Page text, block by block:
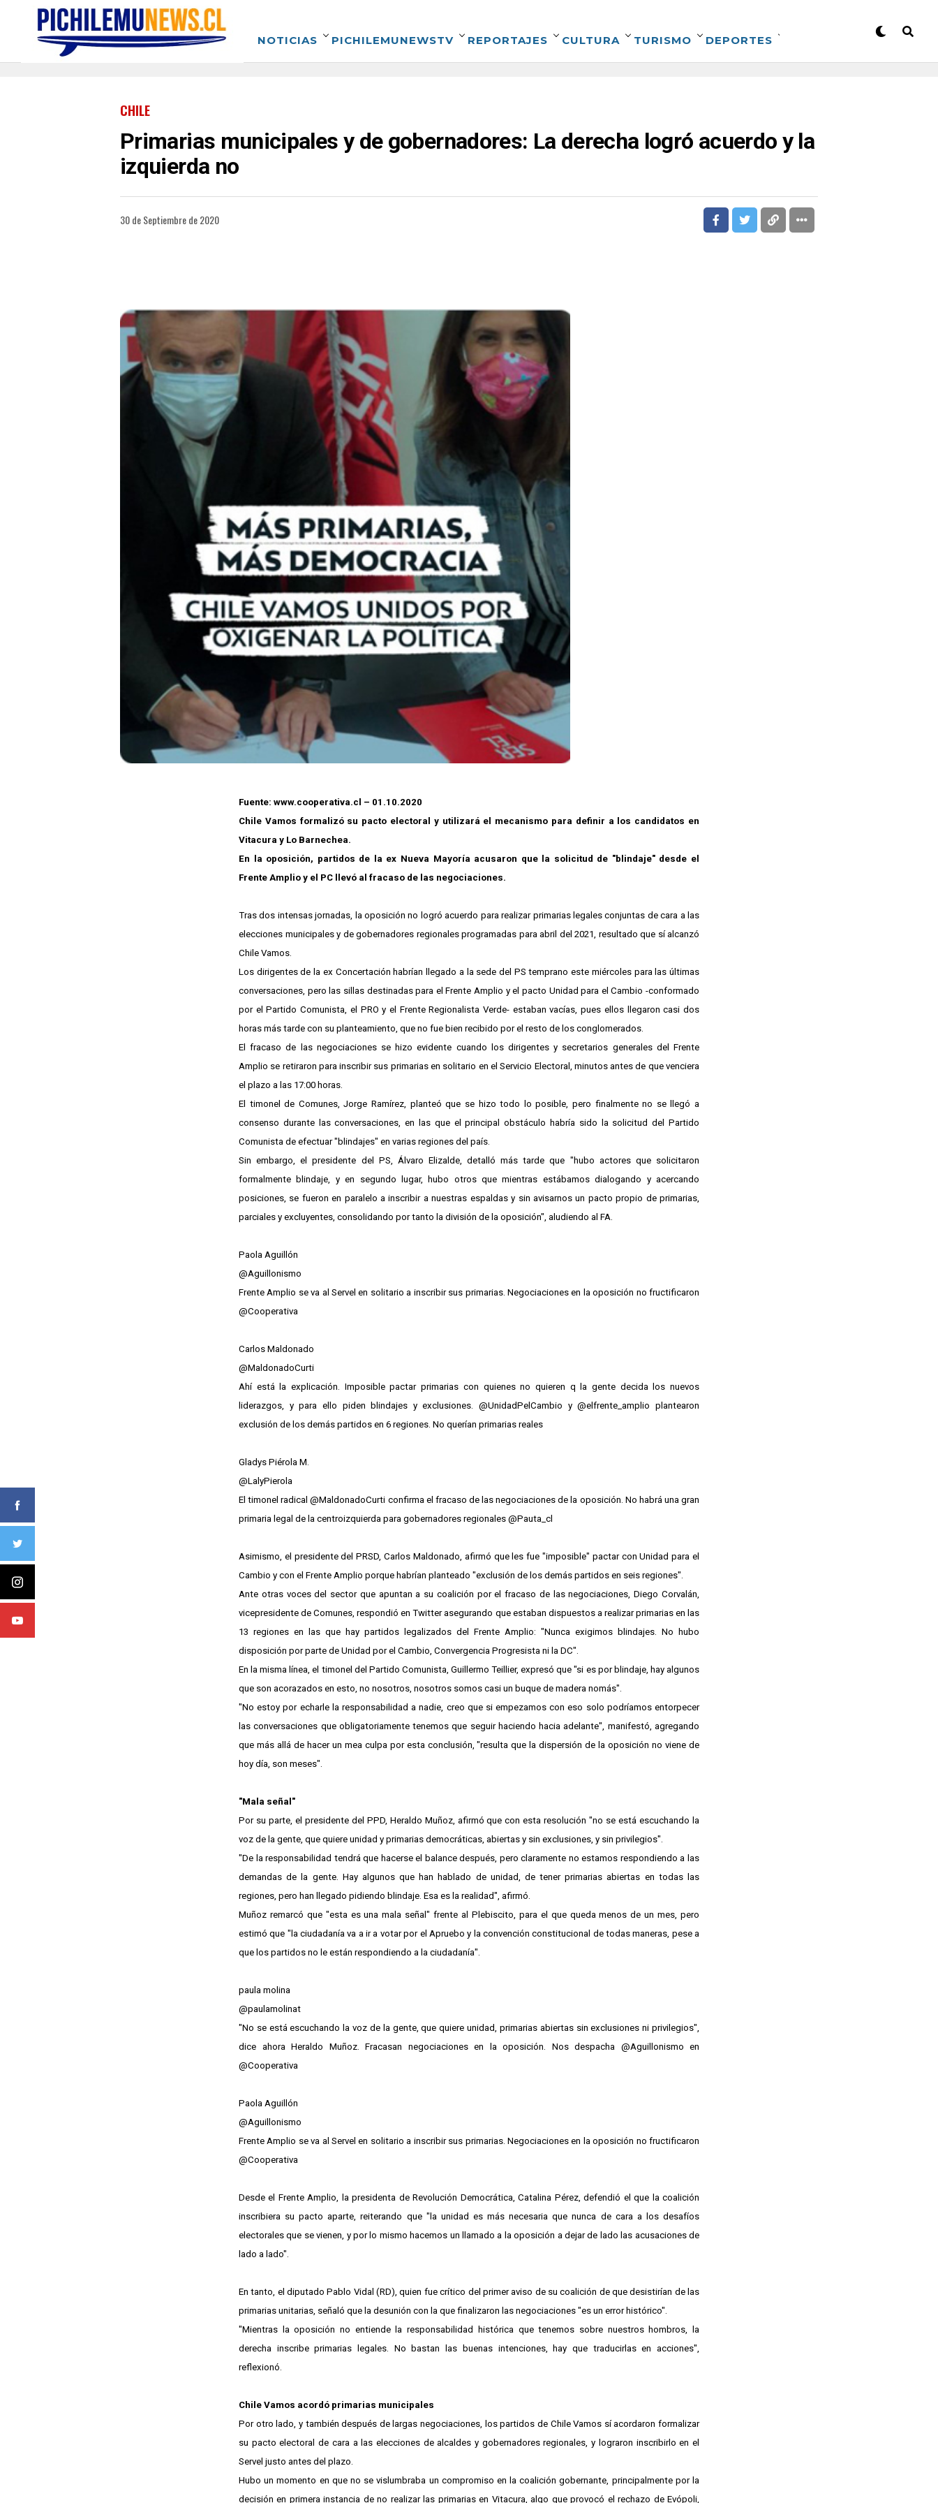
NOTICIAS PICHILEMUNEWSTV REPORTAJES CULTURA TURISMO DEPORTES
CHILE
Primarias municipales y de gobernadores: La derecha logró acuerdo y la
izquierda no
30 de Septiembre de 2020
Fuente: www.cooperativa.cl – 01.10.2020
Chile Vamos formalizó su pacto electoral y utilizará el mecanismo para definir a los candidatos en
Vitacura y Lo Barnechea.
En la oposición, partidos de la ex Nueva Mayoría acusaron que la solicitud de "blindaje" desde el
Frente Amplio y el PC llevó al fracaso de las negociaciones.
Tras dos intensas jornadas, la oposición no logró acuerdo para realizar primarias legales conjuntas de cara a las
elecciones municipales y de gobernadores regionales programadas para abril del 2021, resultado que sí alcanzó
Chile Vamos.
Los dirigentes de la ex Concertación habrían llegado a la sede del PS temprano este miércoles para las últimas
conversaciones, pero las sillas destinadas para el Frente Amplio y el pacto Unidad para el Cambio -conformado
por el Partido Comunista, el PRO y el Frente Regionalista Verde- estaban vacías, pues ellos llegaron casi dos
horas más tarde con su planteamiento, que no fue bien recibido por el resto de los conglomerados.
El fracaso de las negociaciones se hizo evidente cuando los dirigentes y secretarios generales del Frente
Amplio se retiraron para inscribir sus primarias en solitario en el Servicio Electoral, minutos antes de que venciera
el plazo a las 17:00 horas.
El timonel de Comunes, Jorge Ramírez, planteó que se hizo todo lo posible, pero finalmente no se llegó a
consenso durante las conversaciones, en las que el principal obstáculo habría sido la solicitud del Partido
Comunista de efectuar "blindajes" en varias regiones del país.
Sin embargo, el presidente del PS, Álvaro Elizalde, detalló más tarde que "hubo actores que solicitaron
formalmente blindaje, y en segundo lugar, hubo otros que mientras estábamos dialogando y acercando
posiciones, se fueron en paralelo a inscribir a nuestras espaldas y sin avisarnos un pacto propio de primarias,
parciales y excluyentes, consolidando por tanto la división de la oposición", aludiendo al FA.
Paola Aguillón
@Aguillonismo
Frente Amplio se va al Servel en solitario a inscribir sus primarias. Negociaciones en la oposición no fructificaron
@Cooperativa
Carlos Maldonado
@MaldonadoCurti
Ahí está la explicación. Imposible pactar primarias con quienes no quieren q la gente decida los nuevos
liderazgos, y para ello piden blindajes y exclusiones. @UnidadPelCambio y @elfrente_amplio plantearon
exclusión de los demás partidos en 6 regiones. No querían primarias reales
Gladys Piérola M.
@LalyPierola
El timonel radical @MaldonadoCurti confirma el fracaso de las negociaciones de la oposición. No habrá una gran
primaria legal de la centroizquierda para gobernadores regionales @Pauta_cl
Asimismo, el presidente del PRSD, Carlos Maldonado, afirmó que les fue "imposible" pactar con Unidad para el
Cambio y con el Frente Amplio porque habrían planteado "exclusión de los demás partidos en seis regiones".
Ante otras voces del sector que apuntan a su coalición por el fracaso de las negociaciones, Diego Corvalán,
vicepresidente de Comunes, respondió en Twitter asegurando que estaban dispuestos a realizar primarias en las
13 regiones en las que hay partidos legalizados del Frente Amplio: "Nunca exigimos blindajes. No hubo
disposición por parte de Unidad por el Cambio, Convergencia Progresista ni la DC".
En la misma línea, el timonel del Partido Comunista, Guillermo Teillier, expresó que "si es por blindaje, hay algunos
que son acorazados en esto, no nosotros, nosotros somos casi un buque de madera nomás".
"No estoy por echarle la responsabilidad a nadie, creo que si empezamos con eso solo podríamos entorpecer
las conversaciones que obligatoriamente tenemos que seguir haciendo hacia adelante", manifestó, agregando
que más allá de hacer un mea culpa por esta conclusión, "resulta que la dispersión de la oposición no viene de
hoy día, son meses".
"Mala señal"
Por su parte, el presidente del PPD, Heraldo Muñoz, afirmó que con esta resolución "no se está escuchando la
voz de la gente, que quiere unidad y primarias democráticas, abiertas y sin exclusiones, y sin privilegios".
"De la responsabilidad tendrá que hacerse el balance después, pero claramente no estamos respondiendo a las
demandas de la gente. Hay algunos que han hablado de unidad, de tener primarias abiertas en todas las
regiones, pero han llegado pidiendo blindaje. Esa es la realidad", afirmó.
Muñoz remarcó que "esta es una mala señal" frente al Plebiscito, para el que queda menos de un mes, pero
estimó que "la ciudadanía va a ir a votar por el Apruebo y la convención constitucional de todas maneras, pese a
que los partidos no le están respondiendo a la ciudadanía".
paula molina
@paulamolinat
"No se está escuchando la voz de la gente, que quiere unidad, primarias abiertas sin exclusiones ni privilegios",
dice ahora Heraldo Muñoz. Fracasan negociaciones en la oposición. Nos despacha @Aguillonismo en
@Cooperativa
Paola Aguillón
@Aguillonismo
Frente Amplio se va al Servel en solitario a inscribir sus primarias. Negociaciones en la oposición no fructificaron
@Cooperativa
Desde el Frente Amplio, la presidenta de Revolución Democrática, Catalina Pérez, defendió el que la coalición
inscribiera su pacto aparte, reiterando que "la unidad es más necesaria que nunca de cara a los desafíos
electorales que se vienen, y por lo mismo hacemos un llamado a la oposición a dejar de lado las acusaciones de
lado a lado".
En tanto, el diputado Pablo Vidal (RD), quien fue crítico del primer aviso de su coalición de que desistirían de las
primarias unitarias, señaló que la desunión con la que finalizaron las negociaciones "es un error histórico".
"Mientras la oposición no entiende la responsabilidad histórica que tenemos sobre nuestros hombros, la
derecha inscribe primarias legales. No bastan las buenas intenciones, hay que traducirlas en acciones",
reflexionó.
Chile Vamos acordó primarias municipales
Por otro lado, y también después de largas negociaciones, los partidos de Chile Vamos sí acordaron formalizar
su pacto electoral de cara a las elecciones de alcaldes y gobernadores regionales, y lograron inscribirlo en el
Servel justo antes del plazo.
Hubo un momento en que no se vislumbraba un compromiso en la coalición gobernante, principalmente por la
decisión en primera instancia de no realizar las primarias en Vitacura, algo que provocó el rechazo de Evópoli,